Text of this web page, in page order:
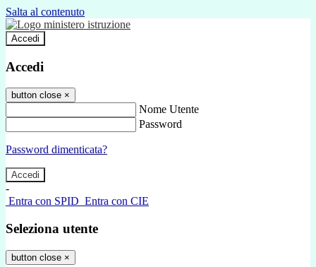
Salta al contenuto
Accedi
Accedi
button close ×
Nome Utente
Password
Password dimenticata?
-
Entra con SPID Entra con CIE
Seleziona utente
button close ×